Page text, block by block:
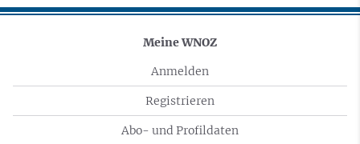
Meine WNOZ
Anmelden
Registrieren
Abo- und Profildaten